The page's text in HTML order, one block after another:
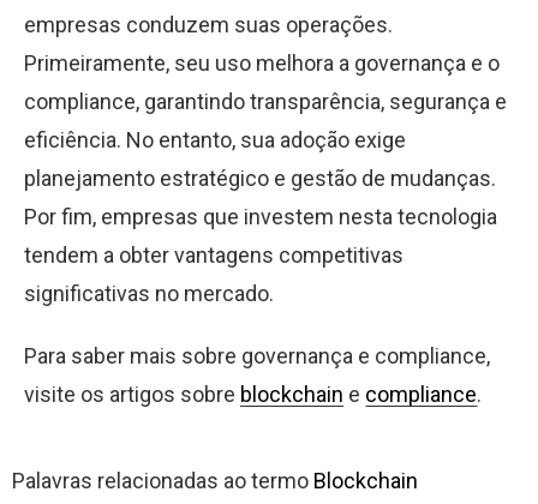
empresas conduzem suas operações.
Primeiramente, seu uso melhora a governança e o
compliance, garantindo transparência, segurança e
eficiência. No entanto, sua adoção exige
planejamento estratégico e gestão de mudanças.
Por fim, empresas que investem nesta tecnologia
tendem a obter vantagens competitivas
significativas no mercado.
Para saber mais sobre governança e compliance,
visite os artigos sobre blockchain e compliance.
Palavras relacionadas ao termo Blockchain